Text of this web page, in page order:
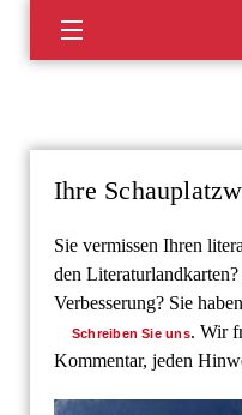
Inhalt
Ihre
Sie vermissen Ihren
den
Verbesserung? Sie
Schreiben Sie uns. Wir
Kommentar, jeden